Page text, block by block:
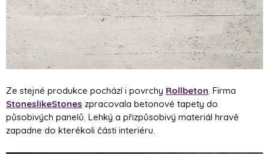
Ze stejné produkce pochází i povrchy Rollbeton. Firma
StoneslikeStones zpracovala betonové tapety do
působivých panelů. Lehký a přizpůsobivý materiál hravě
zapadne do kterékoli části interiéru.